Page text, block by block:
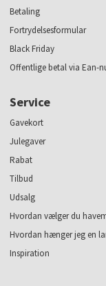
Betaling
Fortrydelsesformular
Black Friday
Offentlige betal via Ean-
Service
Gavekort
Julegaver
Rabat
Tilbud
Udsalg
Hvordan vælger du
Hvordan hænger jeg en
Inspiration